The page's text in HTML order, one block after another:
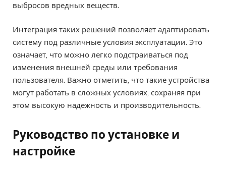
выбросов вредных веществ.
Интеграция таких решений позволяет адаптировать
систему под различные условия эксплуатации. Это
означает, что можно легко подстраиваться под
изменения внешней среды или требования
пользователя. Важно отметить, что такие устройства
могут работать в сложных условиях, сохраняя при
этом высокую надежность и производительность.
Руководство по установке и
настройке